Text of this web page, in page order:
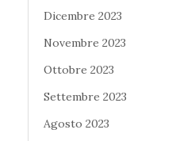
Dicembre 2023
Novembre 2023
Ottobre 2023
Settembre 2023
Agosto 2023